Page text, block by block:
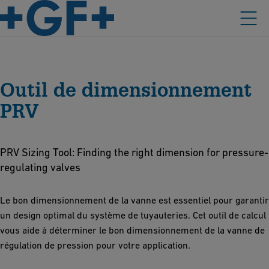
Outil de dimensionnement
PRV
PRV Sizing Tool: Finding the right dimension for pressure-
regulating valves
Le bon dimensionnement de la vanne est essentiel pour garantir
un design optimal du système de tuyauteries. Cet outil de calcul
vous aide à déterminer le bon dimensionnement de la vanne de
régulation de pression pour votre application.